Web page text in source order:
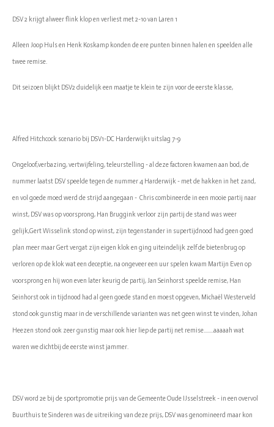
DSV 2 krijgt alweer flink klop en verliest met 2-10 van Laren 1
Alleen Joop Huls en Henk Koskamp konden de ere punten binnen halen en speelden alle
twee remise.
Dit seizoen blijkt DSV2 duidelijk een maatje te klein te zijn voor de eerste klasse,
Alfred Hitchcock scenario bij DSV1-DC Harderwijk1 uitslag 7-9
Ongeloof,verbazing, vertwijfeling, teleurstelling - al deze factoren kwamen aan bod, de
nummer laatst DSV speelde tegen de nummer 4 Harderwijk - met de hakken in het zand,
en vol goede moed werd de strijd aangegaan - Chris combineerde in een mooie partij naar
winst, DSV was op voorsprong, Han Bruggink verloor zijn partij de stand was weer
gelijk,Gert Wisselink stond op winst, zijn tegenstander in supertijdnood had geen goed
plan meer maar Gert vergat zijn eigen klok en ging uiteindelijk zelf de bietenbrug op
verloren op de klok wat een deceptie, na ongeveer een uur spelen kwam Martijn Even op
voorsprong en hij won even later keurig de partij, Jan Seinhorst speelde remise, Han
Seinhorst ook in tijdnood had al geen goede stand en moest opgeven, Michaël Westerveld
stond ook gunstig maar in de verschillende varianten was net geen winst te vinden, Johan
Heezen stond ook zeer gunstig maar ook hier liep de partij net remise........aaaaah wat
waren we dichtbij de eerste winst jammer.
DSV word 2e bij de sportpromotie prijs van de Gemeente Oude IJsselstreek - in een overvol
Buurthuis te Sinderen was de uitreiking van deze prijs, DSV was genomineerd maar kon